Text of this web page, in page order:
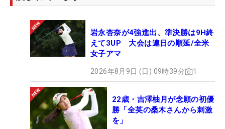
岩永杏奈が4強進出、準決勝は9H終
えて3UP 大会は連日の順延/全米
女子アマ
2026年8月9日 (日) 09時39分 1
22歳・吉澤柚月が念願の初優
勝「全英の桑木さんから刺激
を」